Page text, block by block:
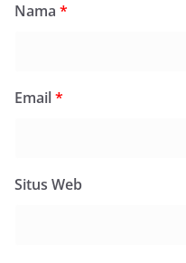
Nama *
Email*
Situs Web